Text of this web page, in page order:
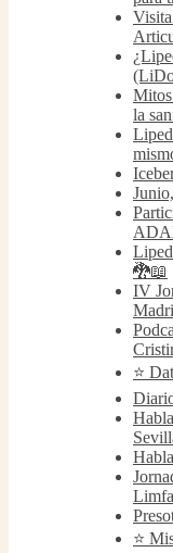
Mitos
la
🐉📖
IV
⭐️
⭐️